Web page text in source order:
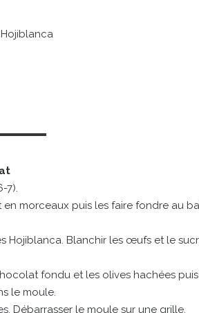
Hojiblanca
7).
morceaux puis les faire fondre au
Hojiblanca. Blanchir les œufs et le
fondu et les olives hachées
le moule.
Débarrasser le moule sur une grille.